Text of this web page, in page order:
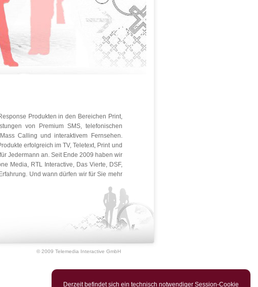
Produkten in den Bereichen Print,
von Premium SMS, telefonischen
Calling und interaktivem Fernsehen.
erfolgreich im TV, Teletext, Print und
Jedermann an. Seit Ende 2009 haben wir
Media, RTL Interactive, Das Vierte, DSF,
Und wann dürfen wir für Sie mehr
© 2009 Telemedia Interactive GmbH
Derzeit befindet sich ein technisch notwendiger Session-Cookie